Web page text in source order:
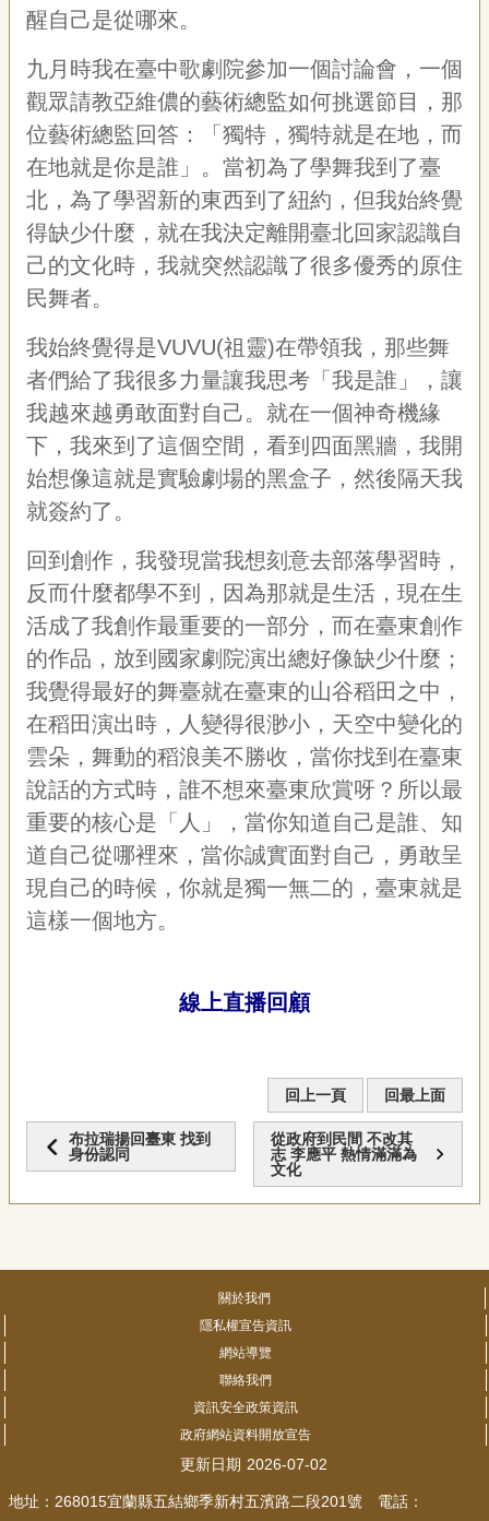
醒自己是從哪來。
九月時我在臺中歌劇院參加一個討論會，一個
觀眾請教亞維儂的藝術總監如何挑選節目，那
位藝術總監回答：「獨特，獨特就是在地，而
在地就是你是誰」。當初為了學舞我到了臺
北，為了學習新的東西到了紐約，但我始終覺
得缺少什麼，就在我決定離開臺北回家認識自
己的文化時，我就突然認識了很多優秀的原住
民舞者。
我始終覺得是VUVU(祖靈)在帶領我，那些舞
者們給了我很多力量讓我思考「我是誰」，讓
我越來越勇敢面對自己。就在一個神奇機緣
下，我來到了這個空間，看到四面黑牆，我開
始想像這就是實驗劇場的黑盒子，然後隔天我
就簽約了。
回到創作，我發現當我想刻意去部落學習時，
反而什麼都學不到，因為那就是生活，現在生
活成了我創作最重要的一部分，而在臺東創作
的作品，放到國家劇院演出總好像缺少什麼；
我覺得最好的舞臺就在臺東的山谷稻田之中，
在稻田演出時，人變得很渺小，天空中變化的
雲朵，舞動的稻浪美不勝收，當你找到在臺東
說話的方式時，誰不想來臺東欣賞呀？所以最
重要的核心是「人」，當你知道自己是誰、知
道自己從哪裡來，當你誠實面對自己，勇敢呈
現自己的時候，你就是獨一無二的，臺東就是
這樣一個地方。
線上直播回顧
回上一頁 回最上面
布拉瑞揚回臺東 找到
身份認同
從政府到民間 不改其
志 李應平 熱情滿滿為
文化
關於我們
隱私權宣告資訊
網站導覽
聯絡我們
資訊安全政策資訊
政府網站資料開放宣告
更新日期 2026-07-02
地址：268015宜蘭縣五結鄉季新村五濱路二段201號 電話：